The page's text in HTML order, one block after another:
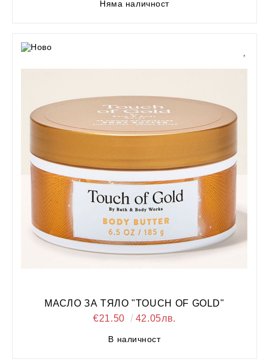
Няма наличност
МАСЛО ЗА ТЯЛО "TOUCH OF GOLD"
€21.50
42.05лв.
В наличност